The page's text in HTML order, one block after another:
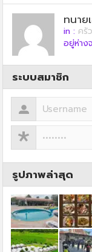
ทนาย
in : ครั
อยู่ห่าง
ระบบสมาชิก
รูปภาพล่าสุด